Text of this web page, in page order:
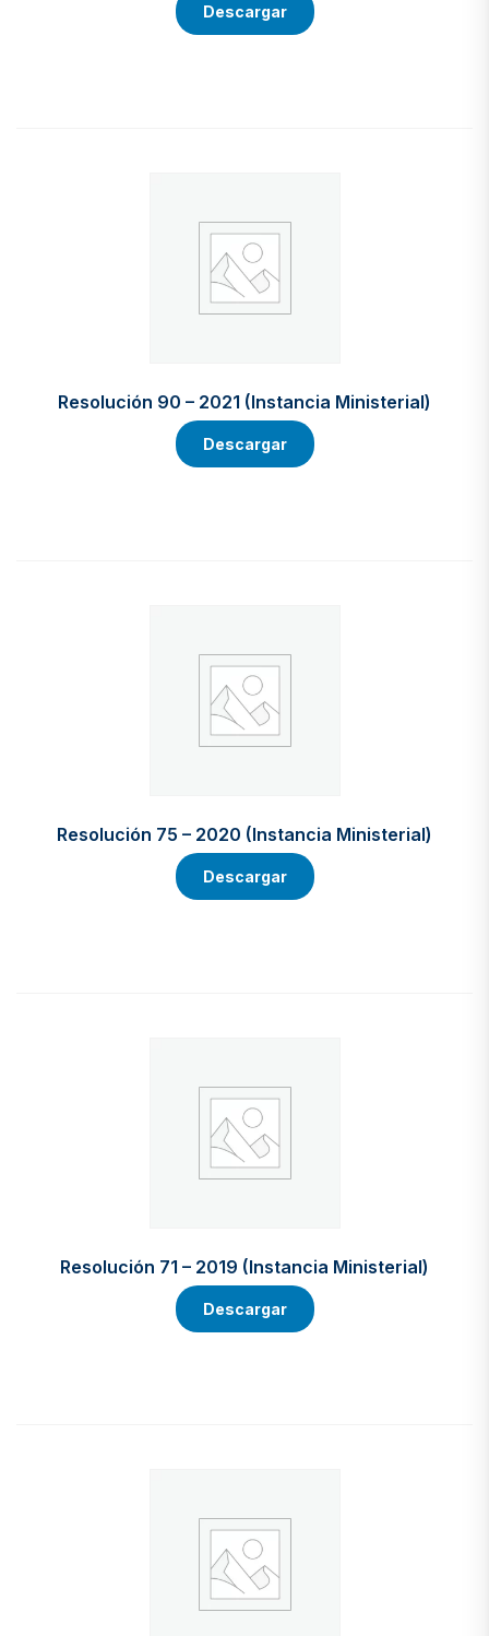
Descargar
Resolución 90 – 2021 (Instancia Ministerial)
Descargar
Resolución 75 – 2020 (Instancia Ministerial)
Descargar
Resolución 71 – 2019 (Instancia Ministerial)
Descargar